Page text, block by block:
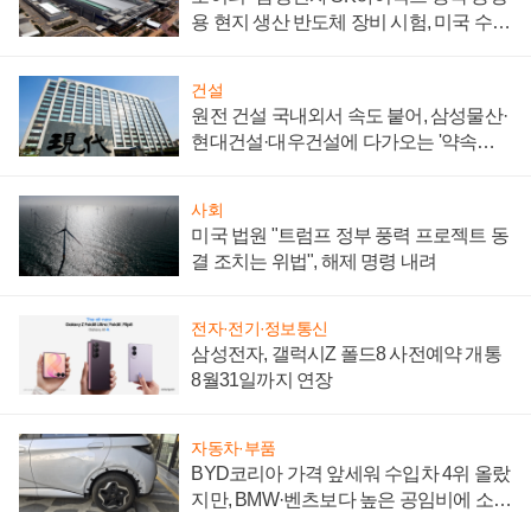
용 현지 생산 반도체 장비 시험, 미국 수출
건설
원전 건설 국내외서 속도 붙어, 삼성물산·
현대건설·대우건설에 다가오는 '약속의
사회
미국 법원 "트럼프 정부 풍력 프로젝트 동
결 조치는 위법", 해제 명령 내려
전자·전기·정보통신
삼성전자, 갤럭시Z 폴드8 사전예약 개통
8월31일까지 연장
자동차·부품
BYD코리아 가격 앞세워 수입차 4위 올랐
지만, BMW·벤츠보다 높은 공임비에 소비